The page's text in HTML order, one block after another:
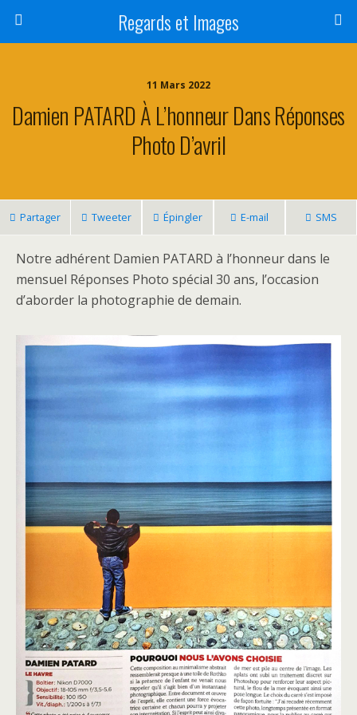
Regards et Images
11 Mars 2022
Damien PATARD À L’honneur Dans Réponses
Photo D’avril
Partager Tweeter Épingler E-mail SMS
Notre adhérent Damien PATARD à l’honneur dans le
mensuel Réponses Photo spécial 30 ans, l’occasion
d’aborder la photographie de demain.